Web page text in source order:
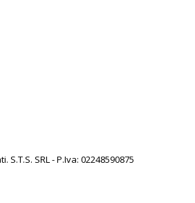
SRL - P.Iva: 02248590875